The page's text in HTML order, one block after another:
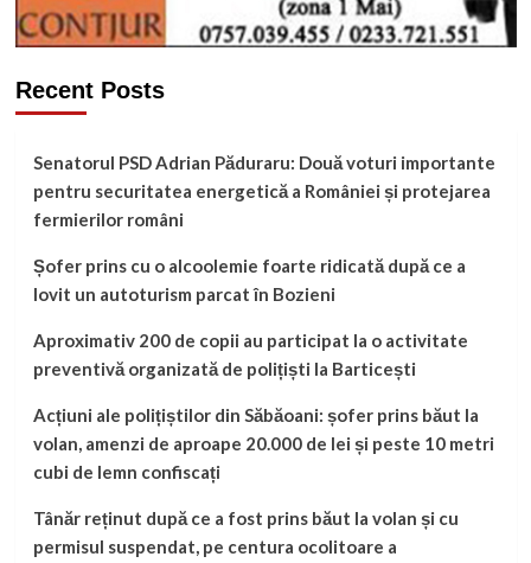
Recent Posts
Senatorul PSD Adrian Păduraru: Două voturi importante
pentru securitatea energetică a României și protejarea
fermierilor români
Șofer prins cu o alcoolemie foarte ridicată după ce a
lovit un autoturism parcat în Bozieni
Aproximativ 200 de copii au participat la o activitate
preventivă organizată de polițiști la Barticești
Acțiuni ale polițiștilor din Săbăoani: șofer prins băut la
volan, amenzi de aproape 20.000 de lei și peste 10 metri
cubi de lemn confiscați
Tânăr reținut după ce a fost prins băut la volan și cu
permisul suspendat, pe centura ocolitoare a